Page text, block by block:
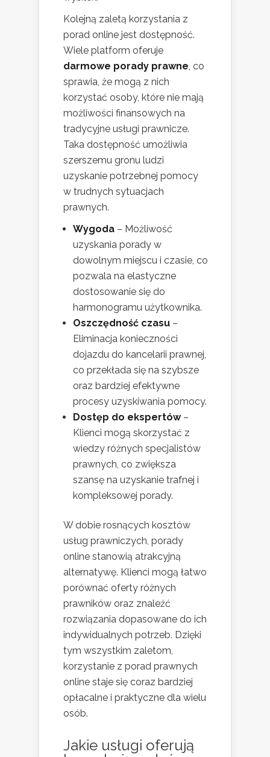
Kolejną zaletą korzystania z
porad online jest dostępność.
Wiele platform oferuje
darmowe porady prawne , co
sprawia, że mogą z nich
korzystać osoby, które nie mają
możliwości finansowych na
tradycyjne usługi prawnicze.
Taka dostępność umożliwia
szerszemu gronu ludzi
uzyskanie potrzebnej pomocy
w trudnych sytuacjach
prawnych.
Wygoda – Możliwość
uzyskania porady w
dowolnym miejscu i czasie, co
pozwala na elastyczne
dostosowanie się do
harmonogramu użytkownika.
Oszczędność czasu –
Eliminacja konieczności
dojazdu do kancelarii prawnej,
co przekłada się na szybsze
oraz bardziej efektywne
procesy uzyskiwania pomocy.
Dostęp do ekspertów–
Klienci mogą skorzystać z
wiedzy różnych specjalistów
prawnych, co zwiększa
szansę na uzyskanie trafnej i
kompleksowej porady.
W dobie rosnących kosztów
usług prawniczych, porady
online stanowią atrakcyjną
alternatywę. Klienci mogą łatwo
porównać oferty różnych
prawników oraz znaleźć
rozwiązania dopasowane do ich
indywidualnych potrzeb. Dzięki
tym wszystkim zaletom,
korzystanie z porad prawnych
online staje się coraz bardziej
opłacalne i praktyczne dla wielu
osób.
Jakie usługi oferują